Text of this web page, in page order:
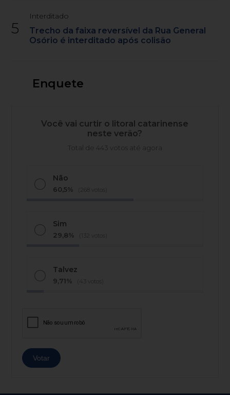
5
Interditado
Trecho da faixa reversível da Rua General
Osório é interditado após colisão
Enquete
Você vai curtir o litoral catarinense
neste verão?
Total de 443 votos até agora
Não
60,5% (268 votos)
Sim
29,8% (132 votos)
Talvez
9,71% (43 votos)